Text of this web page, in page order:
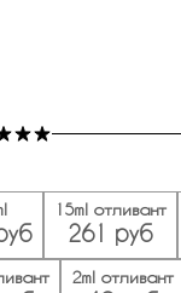
15ml отливант
261 руб
2ml отливант